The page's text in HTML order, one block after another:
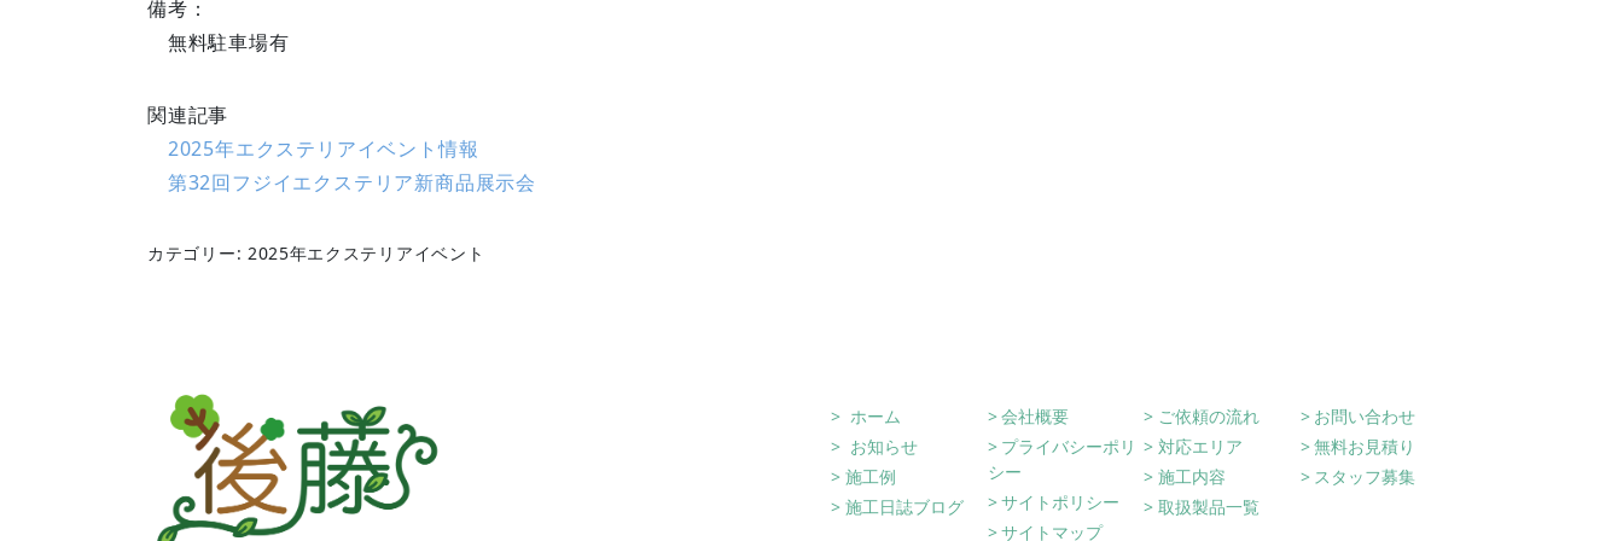
備考：
無料駐車場有
関連記事
2025年エクステリアイベント情報
第32回フジイエクステリア新商品展示会
カテゴリー: 2025年エクステリアイベント
Site Navigation
ホーム
お知らせ
施工例
施工日誌ブログ
会社概要
プライバシーポリ
シー
サイトポリシー
サイトマップ
ご依頼の流れ
対応エリア
施工内容
取扱製品一覧
お問い合わせ
無料お見積り
スタッフ募集